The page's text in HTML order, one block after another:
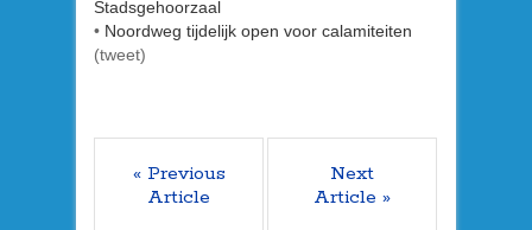
Stadsgehoorzaal
• Noordweg tijdelijk open voor calamiteiten
(tweet)
« Previous
Article
Next
Article »